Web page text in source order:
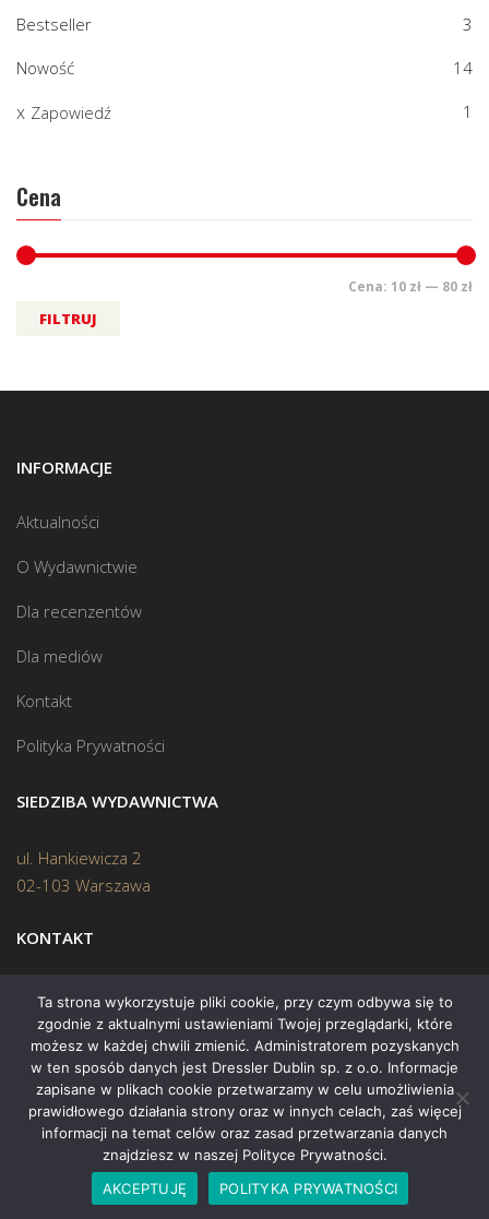
Bestseller
3
Nowość
14
Zapowiedź 1
Cena
FILTRUJ
Cena: 10 zł — 80 zł
INFORMACJE
Aktualności
O Wydawnictwie
Dla recenzentów
Dla mediów
Kontakt
Polityka Prywatności
SIEDZIBA WYDAWNICTWA
ul. Hankiewicza 2
02-103 Warszawa
KONTAKT
Biuro:(22) 45 70 402
Mail:biuro@swiatksiazki.pl
Copyright © 2015 Świat Książki. Wszelkie prawa zastrzeżone
Ta strona wykorzystuje pliki cookie, przy czym odbywa się to
zgodnie z aktualnymi ustawieniami Twojej przeglądarki, które
możesz w każdej chwili zmienić. Administratorem pozyskanych
w ten sposób danych jest Dressler Dublin sp. z o.o. Informacje
zapisane w plikach cookie przetwarzamy w celu umożliwienia
prawidłowego działania strony oraz w innych celach, zaś więcej
informacji na temat celów oraz zasad przetwarzania danych
znajdziesz w naszej Polityce Prywatności.
AKCEPTUJĘ
POLITYKA PRYWATNOŚCI